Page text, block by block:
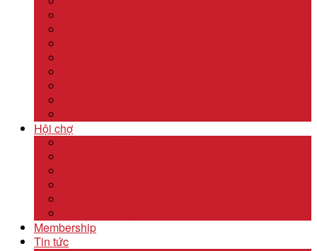
Hội chợ
Membership
Tin tức